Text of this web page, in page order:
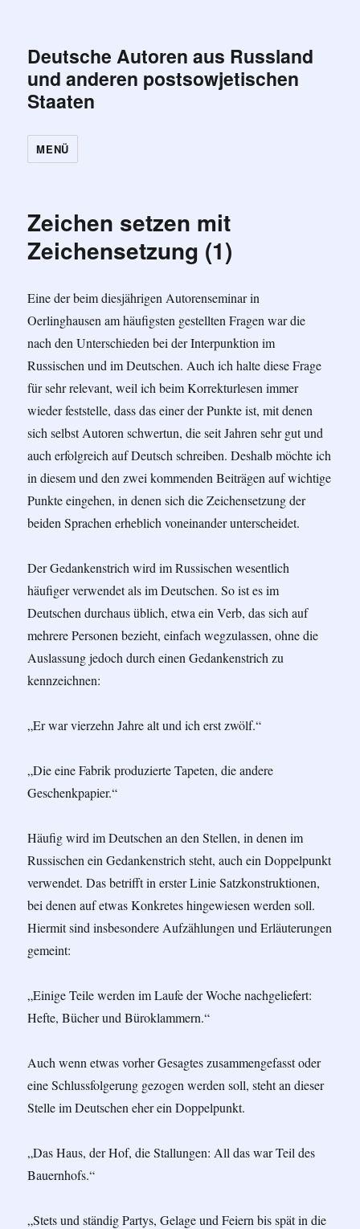
Deutsche Autoren aus Russland
und anderen postsowjetischen
Staaten
MENÜ
Zeichen setzen mit
Zeichensetzung (1)
Eine der beim diesjährigen Autorenseminar in
Oerlinghausen am häufigsten gestellten Fragen war die
nach den Unterschieden bei der Interpunktion im
Russischen und im Deutschen. Auch ich halte diese Frage
für sehr relevant, weil ich beim Korrekturlesen immer
wieder feststelle, dass das einer der Punkte ist, mit denen
sich selbst Autoren schwertun, die seit Jahren sehr gut und
auch erfolgreich auf Deutsch schreiben. Deshalb möchte ich
in diesem und den zwei kommenden Beiträgen auf wichtige
Punkte eingehen, in denen sich die Zeichensetzung der
beiden Sprachen erheblich voneinander unterscheidet.
Der Gedankenstrich wird im Russischen wesentlich
häufiger verwendet als im Deutschen. So ist es im
Deutschen durchaus üblich, etwa ein Verb, das sich auf
mehrere Personen bezieht, einfach wegzulassen, ohne die
Auslassung jedoch durch einen Gedankenstrich zu
kennzeichnen:
„Er war vierzehn Jahre alt und ich erst zwölf.“
„Die eine Fabrik produzierte Tapeten, die andere
Geschenkpapier.“
Häufig wird im Deutschen an den Stellen, in denen im
Russischen ein Gedankenstrich steht, auch ein Doppelpunkt
verwendet. Das betrifft in erster Linie Satzkonstruktionen,
bei denen auf etwas Konkretes hingewiesen werden soll.
Hiermit sind insbesondere Aufzählungen und Erläuterungen
gemeint:
„Einige Teile werden im Laufe der Woche nachgeliefert:
Hefte, Bücher und Büroklammern.“
Auch wenn etwas vorher Gesagtes zusammengefasst oder
eine Schlussfolgerung gezogen werden soll, steht an dieser
Stelle im Deutschen eher ein Doppelpunkt.
„Das Haus, der Hof, die Stallungen: All das war Teil des
Bauernhofs.“
„Stets und ständig Partys, Gelage und Feiern bis spät in die